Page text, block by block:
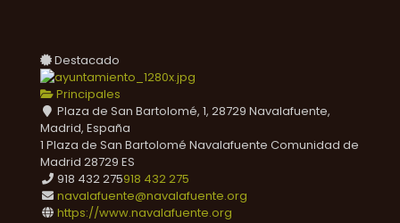
Destacado
Principales
Plaza de San Bartolomé, 1, 28729 Navalafuente,
Madrid, España
1 Plaza de San Bartolomé Navalafuente Comunidad de
Madrid 28729 ES
918 432 275918 432 275
navalafuente@navalafuente.org
https://www.navalafuente.org